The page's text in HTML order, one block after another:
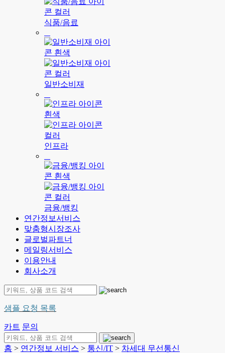
식품/음료
일반소비재
인프라
금융/뱅킹
연간정보서비스
맞춤형시장조사
글로벌파트너
메일링서비스
이용안내
회사소개
샘플 요청 목록
카트 문의
홈 > 연간정보 서비스 > 통신/IT > 차세대 무선통신